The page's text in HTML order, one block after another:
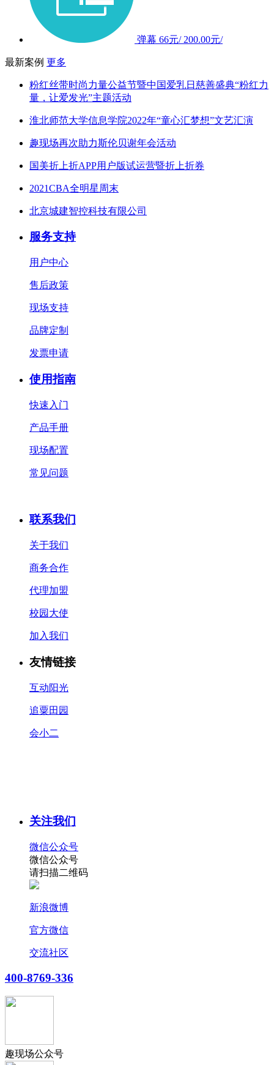
弹幕 66元/ 200.00元/
最新案例 更多
粉红丝带时尚力量公益节暨中国爱乳日慈善盛典“粉红力
量，让爱发光”主题活动
淮北师范大学信息学院2022年“童心汇梦想”文艺汇演
趣现场再次助力斯伦贝谢年会活动
国美折上折APP用户版试运营暨折上折券
2021CBA全明星周末
北京城建智控科技有限公司
服务支持
用户中心
售后政策
现场支持
品牌定制
发票申请
使用指南
快速入门
产品手册
现场配置
常见问题
联系我们
关于我们
商务合作
代理加盟
校园大使
加入我们
友情链接
互动阳光
追粟田园
会小二
关注我们
微信公众号
微信公众号
请扫描二维码
新浪微博
官方微信
交流社区
400-8769-336
趣现场公众号